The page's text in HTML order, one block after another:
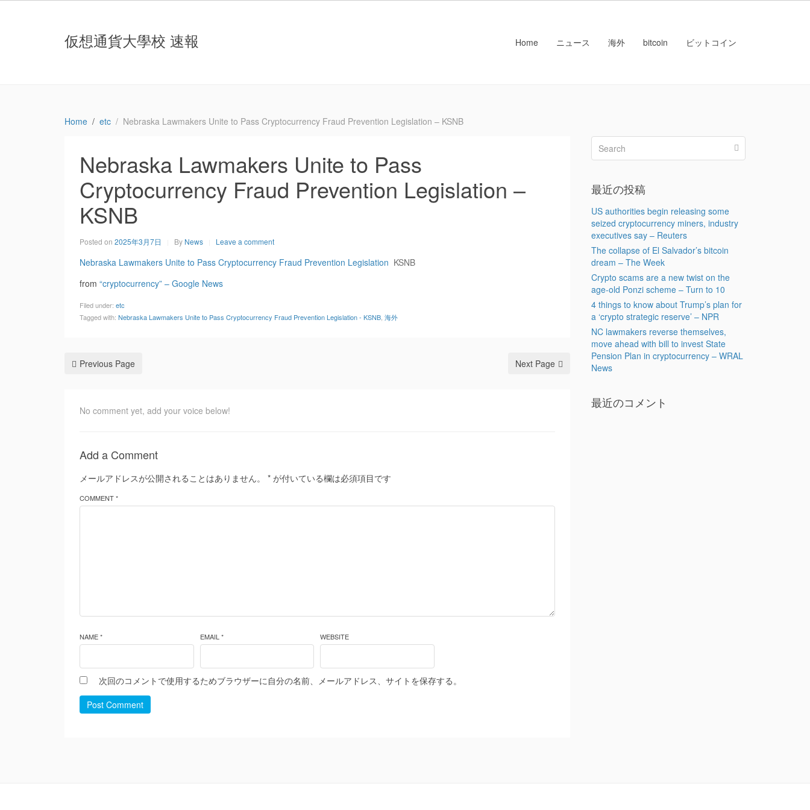
仮想通貨大學校 速報 Home ニュース 海外 bitcoin ビットコイン
Home etc Nebraska Lawmakers Unite to Pass Cryptocurrency Fraud Prevention Legislation – KSNB
Nebraska Lawmakers Unite to Pass
Cryptocurrency Fraud Prevention Legislation –
KSNB
Posted on 2025年3月7日 By News Leave a comment
Nebraska Lawmakers Unite to Pass Cryptocurrency Fraud Prevention Legislation KSNB
from “cryptocurrency” – Google News
Filed under: etc
Tagged with: Nebraska Lawmakers Unite to Pass Cryptocurrency Fraud Prevention Legislation - KSNB 海外
Previous Page Next Page
No comment yet, add your voice below!
Add a Comment
メールアドレスが公開されることはありません。 * が付いている欄は必須項目です
COMMENT *
NAME * EMAIL * WEBSITE
次回のコメントで使用するためブラウザーに自分の名前、メールアドレス、サイトを保存する。
Post Comment
最近の投稿
US authorities begin releasing some
seized cryptocurrency miners, industry
executives say – Reuters
The collapse of El Salvador’s bitcoin
dream – The Week
Crypto scams are a new twist on the
age-old Ponzi scheme – Turn to 10
4 things to know about Trump’s plan for
a ‘crypto strategic reserve’ – NPR
NC lawmakers reverse themselves,
move ahead with bill to invest State
Pension Plan in cryptocurrency – WRAL
News
最近のコメント